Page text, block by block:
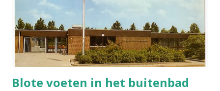
Waar kwam Janek vandaan? Uit Slovenië of ergens anders
uit het voormalige Habsburgse rijk? Janek is zo'n naam die
je in dat hele gebied tegenkomt, er valt niks over te
zeggen. Maar waarom ...
Blote voeten in het buitenbad